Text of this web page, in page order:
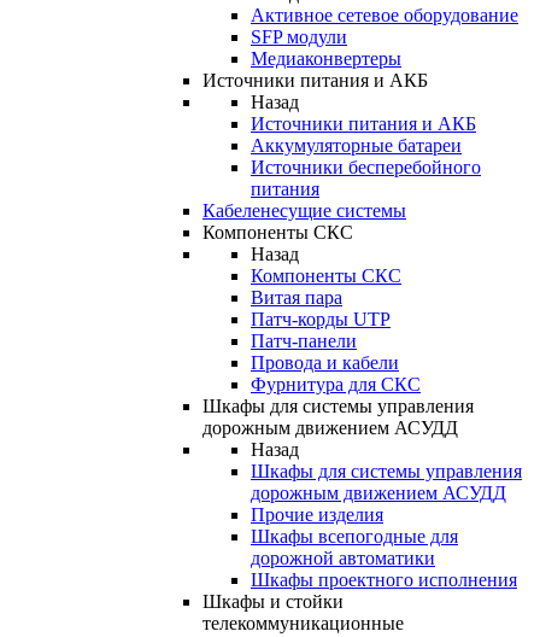
Активное сетевое оборудование
SFP модули
Медиаконвертеры
Источники питания и АКБ
Назад
Источники питания и АКБ
Аккумуляторные батареи
Источники бесперебойного
питания
Кабеленесущие системы
Компоненты СКС
Назад
Компоненты СКС
Витая пара
Патч-корды UTP
Патч-панели
Провода и кабели
Фурнитура для СКС
Шкафы для системы управления
дорожным движением АСУДД
Назад
Шкафы для системы управления
дорожным движением АСУДД
Прочие изделия
Шкафы всепогодные для
дорожной автоматики
Шкафы проектного исполнения
Шкафы и стойки
телекоммуникационные